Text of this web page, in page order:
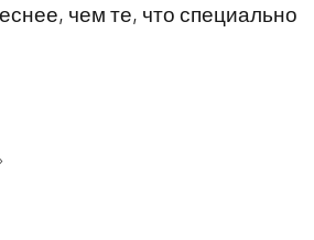
чем те, что специально